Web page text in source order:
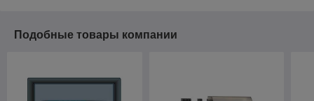
Подобные товары компании